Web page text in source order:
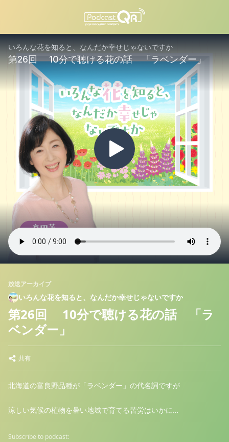
放送アーカイブ
いろんな花を知ると、なんだか幸せじゃないですか
第26回 10分で聴ける花の話 「ラ
ベンダー」
共有
北海道の富良野品種が「ラベンダー」の代名詞ですが
涼しい気候の植物を暑い地域で育てる苦労はいかに…
Subscribe to podcast: